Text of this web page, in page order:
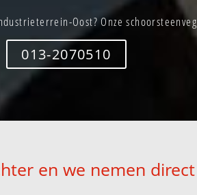
Oost? Onze
013-2070510
en we nemen